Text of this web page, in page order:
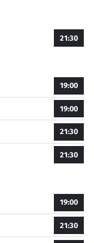
21:30
19:00
19:00
21:30
21:30
19:00
21:30